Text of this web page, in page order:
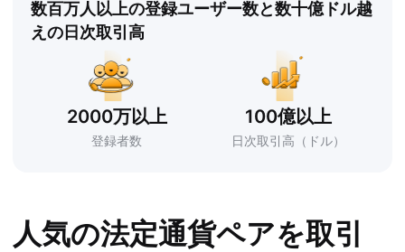
数百万人以上の登録ユーザー数と数十億ドル越
えの日次取引高
2000万以上
登録者数
100億以上
日次取引高（ドル）
人気の法定通貨ペアを取引